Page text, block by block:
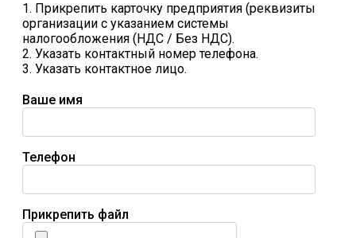
1. Прикрепить карточку предприятия (реквизиты
организации с указанием системы
налогообложения (НДС / Без НДС).
2. Указать контактный номер телефона.
3. Указать контактное лицо.
Ваше имя
Телефон
Прикрепить файл